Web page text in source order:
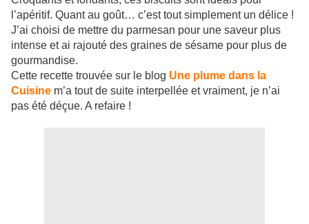
l’apéritif. Quant au goût… c’est tout simplement un délice !
J’ai choisi de mettre du parmesan pour une saveur plus
intense et ai rajouté des graines de sésame pour plus de
gourmandise.
Cette recette trouvée sur le blog Une plume dans la
Cuisine m’a tout de suite interpellée et vraiment, je n’ai
pas été déçue. A refaire !